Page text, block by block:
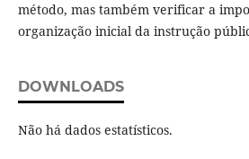
método, mas também verificar a
organização inicial da instrução
DOWNLOADS
Não há dados estatísticos.